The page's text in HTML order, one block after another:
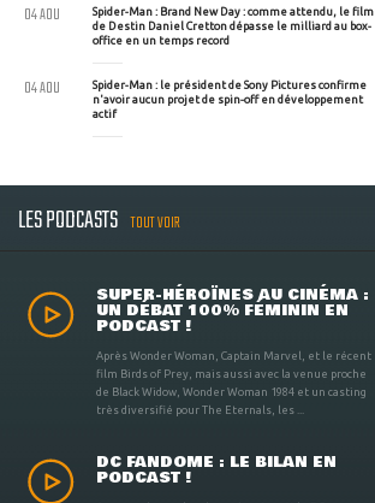
Spider-Man : Brand New Day : comme attendu, le film
de Destin Daniel Cretton dépasse le milliard au box-
office en un temps record
04 AOU
Spider-Man : le président de Sony Pictures confirme
n'avoir aucun projet de spin-off en développement
actif
04 AOU
LES PODCASTS TOUT VOIR
SUPER-HÉROÏNES AU CINÉMA :
UN DÉBAT 100% FÉMININ EN
PODCAST !
Après Wonder Woman, Captain Marvel, et le récent
film Birds of Prey, mais aussi avec la venue proche
de Black Widow, Wonder Woman 1984 et un casting
très diversifié pour The Eternals, les ...
DC FANDOME : LE BILAN EN
PODCAST !